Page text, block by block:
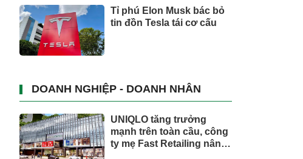
Tỉ phú Elon Musk bác bỏ
tin đồn Tesla tái cơ cấu
DOANH NGHIỆP - DOANH NHÂN
UNIQLO tăng trưởng
mạnh trên toàn cầu, công
ty mẹ Fast Retailing nâng